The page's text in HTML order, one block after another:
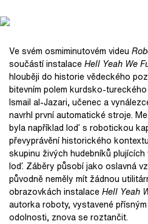
Ve svém osmiminutovém videu
součástí instalaceHell Yeah We
hlouběji do historie vědeckého
bitevním polem kurdsko-
Ismail al-Jazari, učenec a
navrhl první automatické stroje.
byla například loď s robotickou
převyprávění historického
skupinu živých hudebníků
loď. Záběry působí jako oslavná
původně neměly mít žádnou
obrazovkách instalaceHell Yeah
autorka roboty, vystavené
odolnosti, znova se roztančit.